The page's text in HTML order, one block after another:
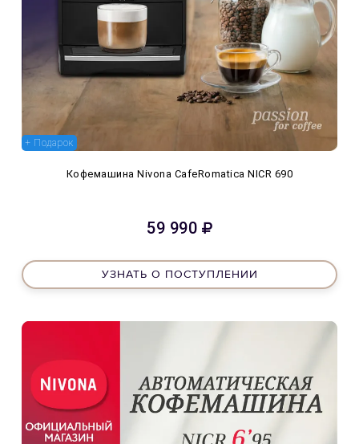
+ Подарок
Кофемашина Nivona CafeRomatica NICR 690
59 990
УЗНАТЬ О ПОСТУПЛЕНИИ